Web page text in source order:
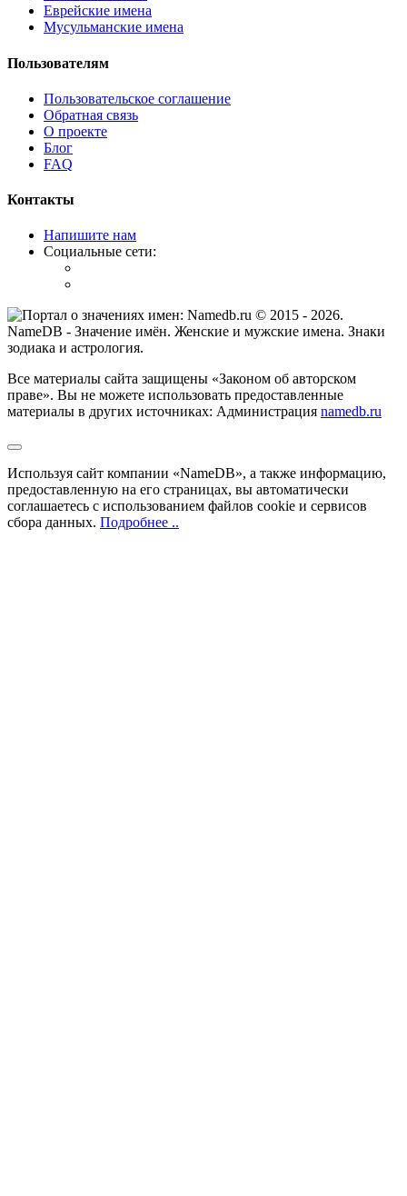
Еврейские имена
Мусульманские имена
Пользователям
Пользовательское соглашение
Обратная связь
О проекте
Блог
FAQ
Контакты
Напишите нам
Социальные сети:
© 2015 - 2026.
NameDB - Значение имён. Женские и мужские имена. Знаки
зодиака и астрология.
Все материалы сайта защищены «Законом об авторском
праве». Вы не можете использовать предоставленные
материалы в других источниках: Администрация namedb.ru
Используя сайт компании «NameDB», а также информацию,
предоставленную на его страницах, вы автоматически
соглашаетесь с использованием файлов cookie и сервисов
сбора данных. Подробнее ..